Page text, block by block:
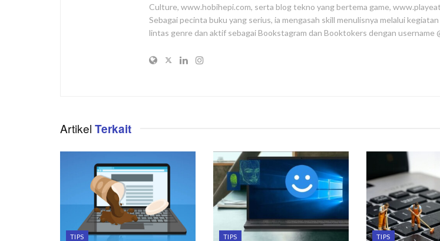
Culture, www.hobihepi.com, serta blog tekno yang bertema game,
Sebagai pecinta buku yang serius, ia mengasah skill menulisnya melalui kegiatan
lintas genre dan aktif sebagai Bookstagram dan Booktokers dengan username
Artikel Terkait
TIPS TIPS TIPS